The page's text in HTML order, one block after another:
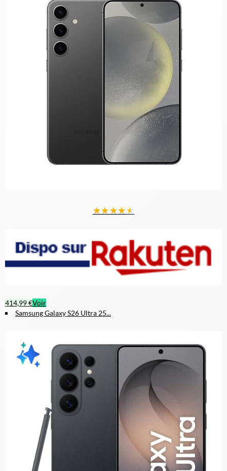
★★★★★
414,99 €Voir
Samsung Galaxy S26 Ultra 25...